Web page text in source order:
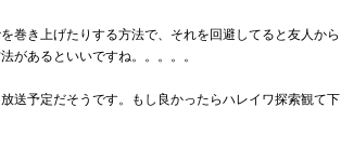
巻き上げたりする方法で、それを回避してると友人から
があるといいですね。。。。。
送予定だそうです。もし良かったらハレイワ探索観て下